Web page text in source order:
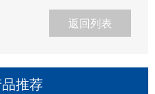
推荐
返回列表